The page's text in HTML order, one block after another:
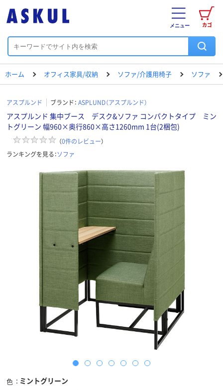
カゴ
メニュー
ホーム オフィス家具/収納 ソファ/介護用椅子 ソファ
アスプルンド ブランド： ASPLUND（アスプルンド）
アスプルンド 集中ブース デスク&ソファ コンパクトタイプ ミン
トグリーン 幅960×奥行860×高さ1260mm 1台(2梱包)
（0件のレビュー）
ランキングを見る：ソファ
色 ミントグリーン